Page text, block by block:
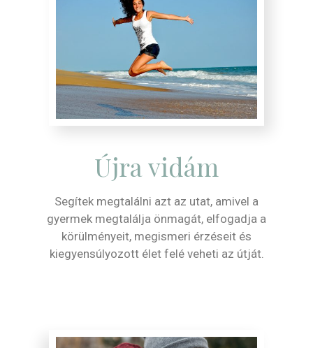
Újra vidám
Segítek megtalálni azt az utat, amivel a
gyermek megtalálja önmagát, elfogadja a
körülményeit, megismeri érzéseit és
kiegyensúlyozott élet felé veheti az útját.